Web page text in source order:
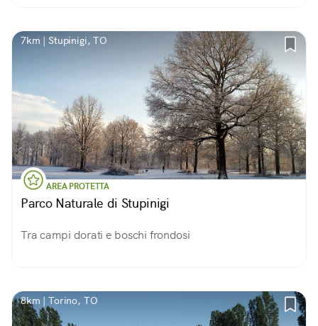
7km | Stupinigi, TO
AREA PROTETTA
Parco Naturale di Stupinigi
Tra campi dorati e boschi frondosi
8km | Torino, TO